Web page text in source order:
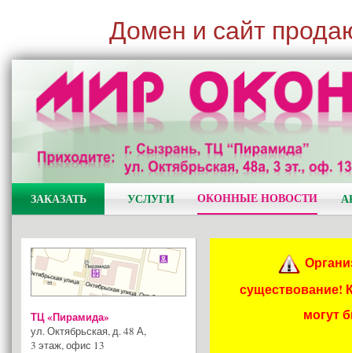
Домен и сайт
ЗАКАЗАТЬ УСЛУГИ ОКОННЫЕ НОВОСТИ
ТЦ «Пирамида»
ул. Октябрьская, д. 48 А,
3 этаж, офис 13
существование!
могут